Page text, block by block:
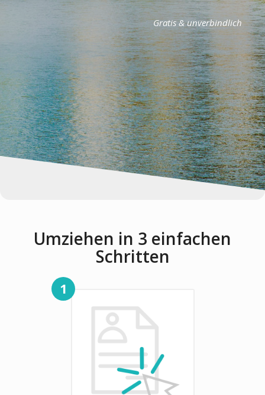
Gratis & unverbindlich
Umziehen in 3 einfachen
Schritten
1